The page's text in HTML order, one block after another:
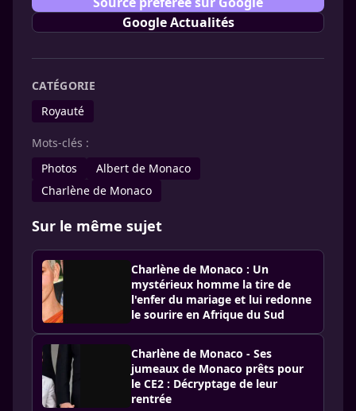
Google Actualités
CATÉGORIE
Royauté
Mots-clés :
Photos
Albert de Monaco
Charlène de Monaco
Sur le même sujet
Charlène de Monaco : Un
mystérieux homme la tire de
l'enfer du mariage et lui redonne
le sourire en Afrique du Sud
Charlène de Monaco - Ses
jumeaux de Monaco prêts pour
le CE2 : Décryptage de leur
rentrée